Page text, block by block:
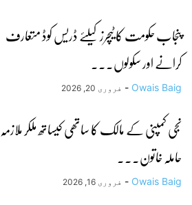
پنجاب حکومت کا ٹیچرز کیلئے ڈریس کوڈ متعارف
کرانے اور سکولوں...
Owais Baig
- فروری 20, 2026
نجی کمپنی کے مالک کا ساتھی کیساتھ ملکر ملازمہ
حاملہ خاتون...
Owais Baig
- فروری 16, 2026